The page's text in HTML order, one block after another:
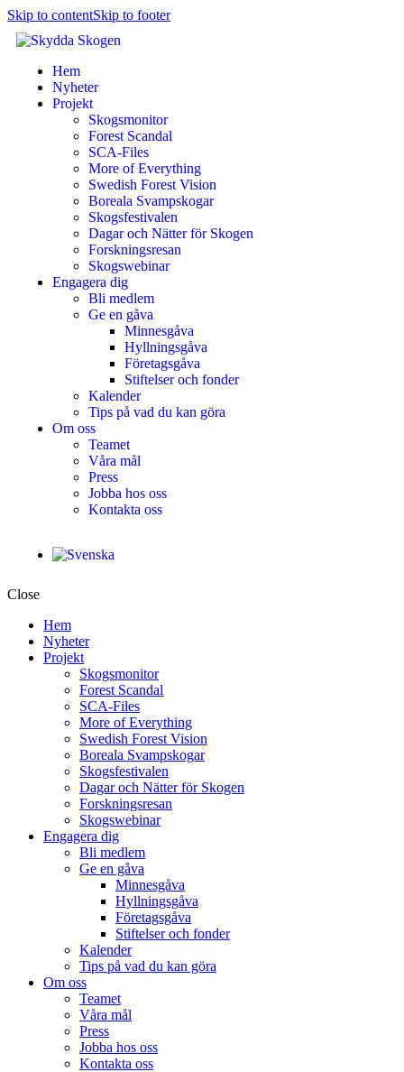
Skip to contentSkip to footer
Hem
Nyheter
Projekt
Skogsmonitor
Forest Scandal
SCA-Files
More of Everything
Swedish Forest Vision
Boreala Svampskogar
Skogsfestivalen
Dagar och Nätter för Skogen
Forskningsresan
Skogswebinar
Engagera dig
Bli medlem
Ge en gåva
Minnesgåva
Hyllningsgåva
Företagsgåva
Stiftelser och fonder
Kalender
Tips på vad du kan göra
Om oss
Teamet
Våra mål​
Press
Jobba hos oss
Kontakta oss
Close
Hem
Nyheter
Projekt
Skogsmonitor
Forest Scandal
SCA-Files
More of Everything
Swedish Forest Vision
Boreala Svampskogar
Skogsfestivalen
Dagar och Nätter för Skogen
Forskningsresan
Skogswebinar
Engagera dig
Bli medlem
Ge en gåva
Minnesgåva
Hyllningsgåva
Företagsgåva
Stiftelser och fonder
Kalender
Tips på vad du kan göra
Om oss
Teamet
Våra mål​
Press
Jobba hos oss
Kontakta oss